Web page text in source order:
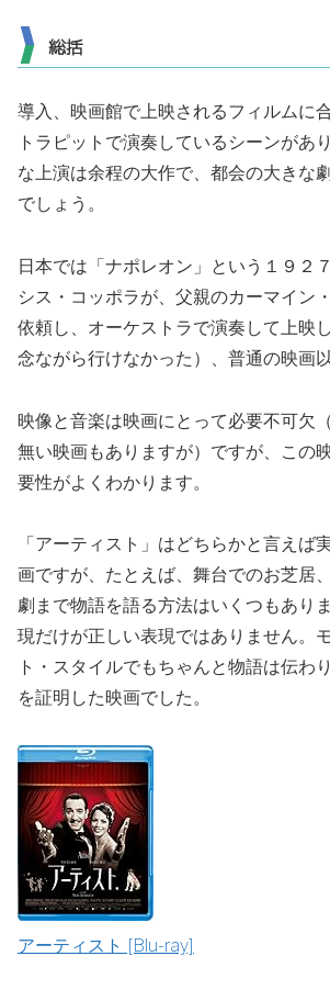
総括
導入、映画館で上映されるフィルムに
トラピットで演奏しているシーンがあ
な上演は余程の大作で、都会の大きな
でしょう。
日本では「ナポレオン」という１９２
シス・コッポラが、父親のカーマイン
依頼し、オーケストラで演奏して上映
念ながら行けなかった）、普通の映画
映像と音楽は映画にとって必要不可欠
無い映画もありますが）ですが、この
要性がよくわかります。
「アーティスト」はどちらかと言えば
画ですが、たとえば、舞台でのお芝居
劇まで物語を語る方法はいくつもあり
現だけが正しい表現ではありません。
ト・スタイルでもちゃんと物語は伝わ
を証明した映画でした。
アーティスト [Blu-ray]